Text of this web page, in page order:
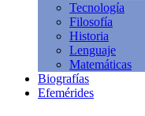
Tecnología
Filosofía
Historia
Lenguaje
Matemáticas
Biografías
Efemérides